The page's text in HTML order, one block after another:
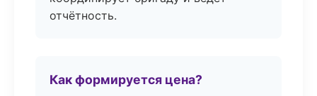
отчётность.
Как формируется цена?